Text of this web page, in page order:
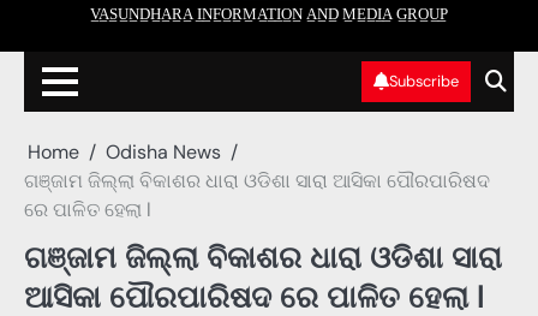
V̲A̲S̲U̲N̲D̲H̲A̲R̲A̲ I̲N̲F̲O̲R̲M̲A̲T̲I̲O̲N̲ A̲N̲D̲ M̲E̲D̲I̲A̲ G̲R̲O̲U̲P̲
Subscribe
Home
Odisha News
ଗଞ୍ଜାମ ଜିଲ୍ଲା ବିକାଶର ଧାରା ଓଡିଶା ସାରା ଆସିକା ପୌରପାରିଷଦ
ରେ ପାଳିତ ହେଲା l
ଗଞ୍ଜାମ ଜିଲ୍ଲା ବିକାଶର ଧାରା ଓଡିଶା ସାରା
ଆସିକା ପୌରପାରିଷଦ ରେ ପାଳିତ ହେଲା l